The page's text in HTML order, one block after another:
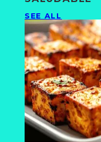
SEE ALL